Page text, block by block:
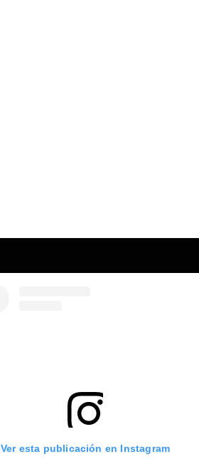
Ver esta publicación en Instagram